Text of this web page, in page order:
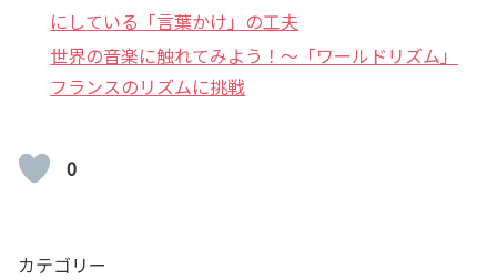
にしている「言葉かけ」の工夫
世界の音楽に触れてみよう！〜「ワールドリズム」
フランスのリズムに挑戦
0
カテゴリー